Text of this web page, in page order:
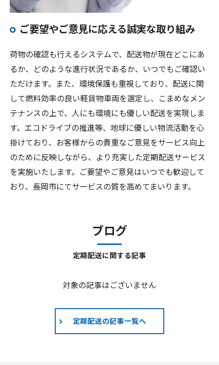
ご要望やご意見に応える誠実な取り組み
荷物の確認も行えるシステムで、配送物が現在どこにあ
るか、どのような進行状況であるか、いつでもご確認い
ただけます。また、環境保護も重視しており、配送に関
して燃料効率の良い軽貨物車両を選定し、こまめなメン
テナンスの上で、人にも環境にも優しい配送を実現しま
す。エコドライブの推進等、地球に優しい物流活動を心
掛けており、お客様からの貴重なご意見をサービス向上
のために反映しながら、より充実した定期配送サービス
を実施いたします。ご要望やご意見はいつでも歓迎して
おり、長岡市にてサービスの質を高めてまいります。
ブログ
定期配送に関する記事
対象の記事はございません
定期配送の記事一覧へ